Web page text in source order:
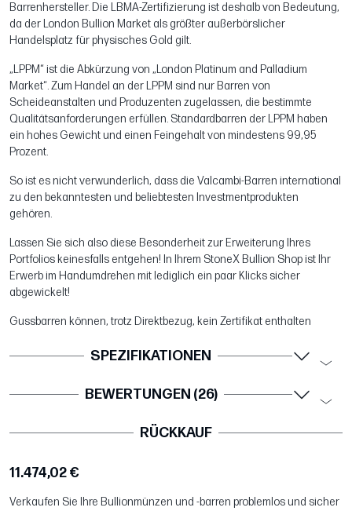
Barrenhersteller. Die LBMA-Zertifizierung ist deshalb von Bedeutung,
da der London Bullion Market als größter außerbörslicher
Handelsplatz für physisches Gold gilt.
„LPPM“ ist die Abkürzung von „London Platinum and Palladium
Market“. Zum Handel an der LPPM sind nur Barren von
Scheideanstalten und Produzenten zugelassen, die bestimmte
Qualitätsanforderungen erfüllen. Standardbarren der LPPM haben
ein hohes Gewicht und einen Feingehalt von mindestens 99,95
Prozent.
So ist es nicht verwunderlich, dass die Valcambi-Barren international
zu den bekanntesten und beliebtesten Investmentprodukten
gehören.
Lassen Sie sich also diese Besonderheit zur Erweiterung Ihres
Portfolios keinesfalls entgehen! In Ihrem StoneX Bullion Shop ist Ihr
Erwerb im Handumdrehen mit lediglich ein paar Klicks sicher
abgewickelt!
Gussbarren können, trotz Direktbezug, kein Zertifikat enthalten
SPEZIFIKATIONEN
BEWERTUNGEN (26)
RÜCKKAUF
11.474,02 €
Verkaufen Sie Ihre Bullionmünzen und -barren problemlos und sicher